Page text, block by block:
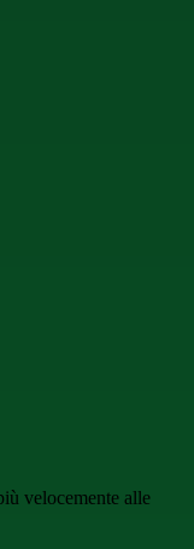
velocemente alle